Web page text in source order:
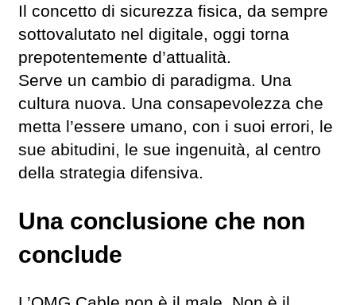
Il concetto di sicurezza fisica, da sempre
sottovalutato nel digitale, oggi torna
prepotentemente d’attualità.
Serve un cambio di paradigma. Una
cultura nuova. Una consapevolezza che
metta l’essere umano, con i suoi errori, le
sue abitudini, le sue ingenuità, al centro
della strategia difensiva.
Una conclusione che non
conclude